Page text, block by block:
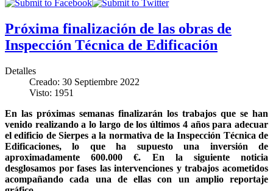
Próxima finalización de las obras de
Inspección Técnica de Edificación
Detalles
Creado: 30 Septiembre 2022
Visto: 1951
En las próximas semanas finalizarán los trabajos que se han
venido realizando a lo largo de los últimos 4 años para adecuar
el edificio de Sierpes a la normativa de la Inspección Técnica de
Edificaciones, lo que ha supuesto una inversión de
aproximadamente 600.000 €. En la siguiente noticia
desglosamos por fases las intervenciones y trabajos acometidos
acompañando cada una de ellas con un amplio reportaje